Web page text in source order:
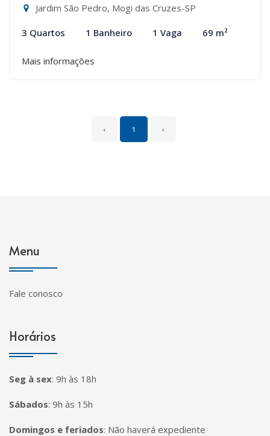
Jardim São Pedro, Mogi das Cruzes-SP
3 Quartos 1 Banheiro 1 Vaga 69 m²
Mais informações
‹ 1 ›
Menu
Fale conosco
Horários
Seg à sex: 9h às 18h
Sábados: 9h às 15h
Domingos e feriados: Não haverá expediente